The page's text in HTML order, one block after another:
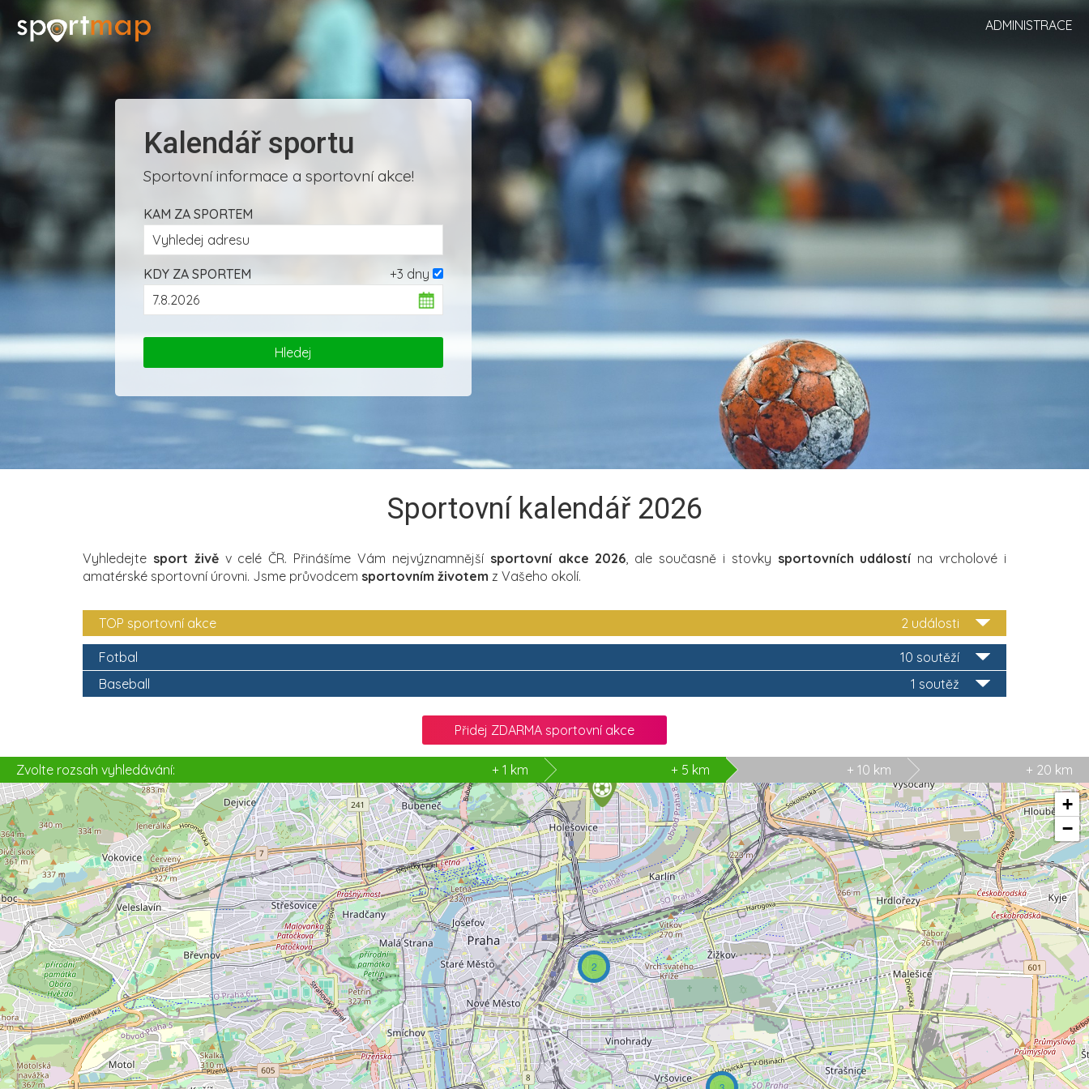
ADMINISTRACE
Kalendář sportu
Sportovní informace a sportovní akce!
KAM ZA SPORTEM
+3 dny
KDY ZA SPORTEM
Sportovní kalendář 2026
Vyhledejte sport živěv celé ČR. Přinášíme Vám nejvýznamnější sportovní akce 2026, ale současně i stovky sportovních událostína vrcholové i
amatérské sportovní úrovni. Jsme průvodcem sportovním životem z Vašeho okolí.
2 události
TOP sportovní akce
10 soutěží
Fotbal
1 soutěž
Baseball
Přidej ZDARMA sportovní akce
Zvolte rozsah vyhledávání: + 1 km + 5 km + 10 km + 20 km
2
+
−